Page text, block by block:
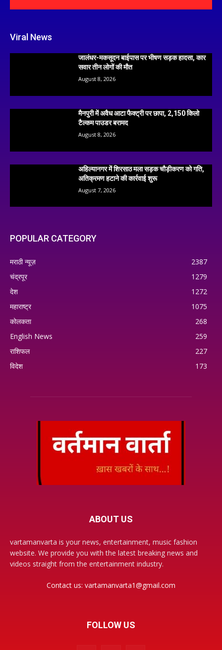
Viral News
जालंधर-मकसूदन बाईपास पर भीषण सड़क हादसा, कार
सवार तीन लोगों की मौत
August 8, 2026
मैनपुरी में अवैध आटा फैक्ट्री पर छापा, 2,150 किलो
टैल्कम पाउडर बरामद
August 8, 2026
अहिल्यानगर में शिरसाठ मला सड़क चौड़ीकरण को गति,
अतिक्रमण हटाने की कार्रवाई शुरू
August 7, 2026
POPULAR CATEGORY
मराठी न्यूज़
2387
चंद्रपूर
1279
देश
1272
महाराष्ट्र
1075
कोलकता
268
English News
259
राशिफल
227
विदेश
173
ABOUT US
vartamanvarta is your news, entertainment, music fashion
website. We provide you with the latest breaking news and
videos straight from the entertainment industry.
Contact us: vartamanvarta1@gmail.com
FOLLOW US